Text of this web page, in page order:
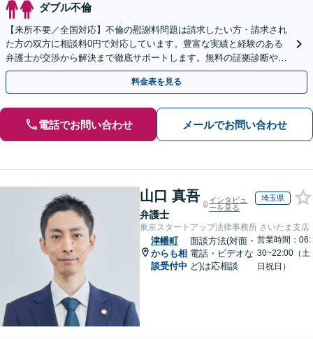
ダブル不倫
【来所不要／全国対応】不倫の慰謝料問題は請求したい方・請求され
た方の双方に相談料0円で対応しています。豊富な実績と経験のある
弁護士が交渉から解決まで徹底サポートします。無料の証拠診断や着
手金の返還保証もありますので安心してご相談ください。
料金表を見る
電話でお問い合わせ メールでお問い合わせ
山口 真吾
弁護士
インタビュ
ーを見る
埼玉県
東京スタートアップ法律事務所 さいたま支店
津幡町
からも相
談受付中
面談方法(対面・
電話・ビデオな
ど)は応相談
営業時間：06:
30~22:00（土
日祝日）